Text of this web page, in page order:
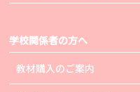
学校関係者の方へ
教材購入のご案内